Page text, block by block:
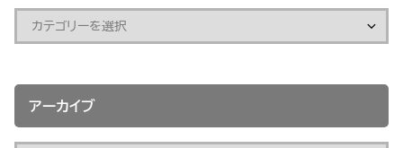
アーカイブ